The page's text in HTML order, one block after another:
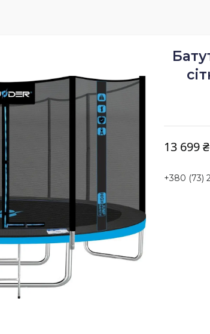
13 699 ₴
+380 (73)